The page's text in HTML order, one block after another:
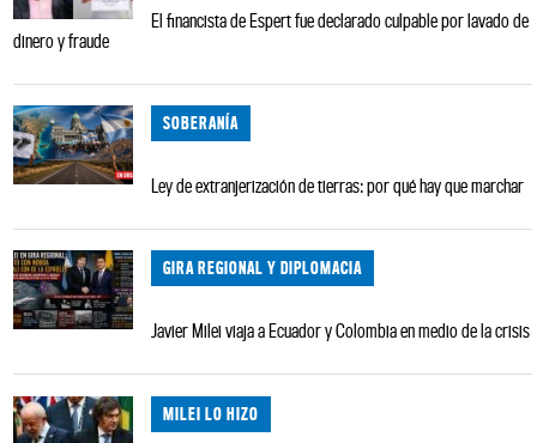
El financista de Espert fue declarado culpable por lavado de
dinero y fraude
SOBERANÍA
Ley de extranjerización de tierras: por qué hay que marchar
GIRA REGIONAL Y DIPLOMACIA
Javier Milei viaja a Ecuador y Colombia en medio de la crisis
MILEI LO HIZO